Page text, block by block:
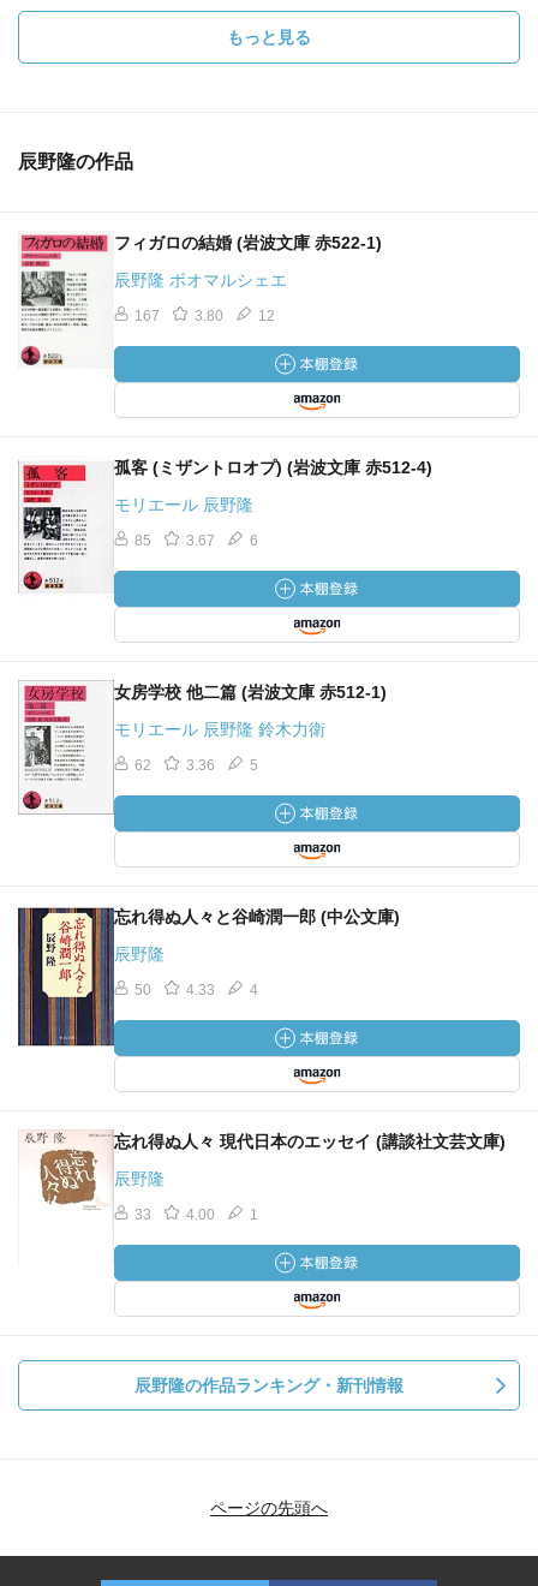
もっと見る
辰野隆の作品
フィガロの結婚 (岩波文庫 赤522-1)
辰野隆 ボオマルシェエ
167 3.80 12
孤客 (ミザントロオプ) (岩波文庫 赤512-4)
モリエール 辰野隆
85 3.67 6
女房学校 他二篇 (岩波文庫 赤512-1)
モリエール 辰野隆 鈴木力衛
62 3.36 5
忘れ得ぬ人々と谷崎潤一郎 (中公文庫)
辰野隆
50 4.33 4
忘れ得ぬ人々 現代日本のエッセイ (講談社文芸文庫)
辰野隆
33 4.00 1
辰野隆の作品ランキング・新刊情報
ページの先頭へ